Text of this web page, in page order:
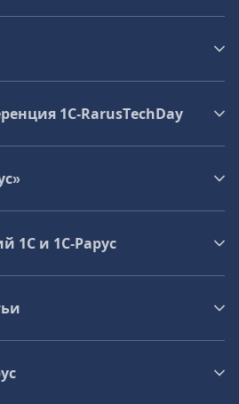
1C‑RarusTechDay
1С и 1С‑Рарус